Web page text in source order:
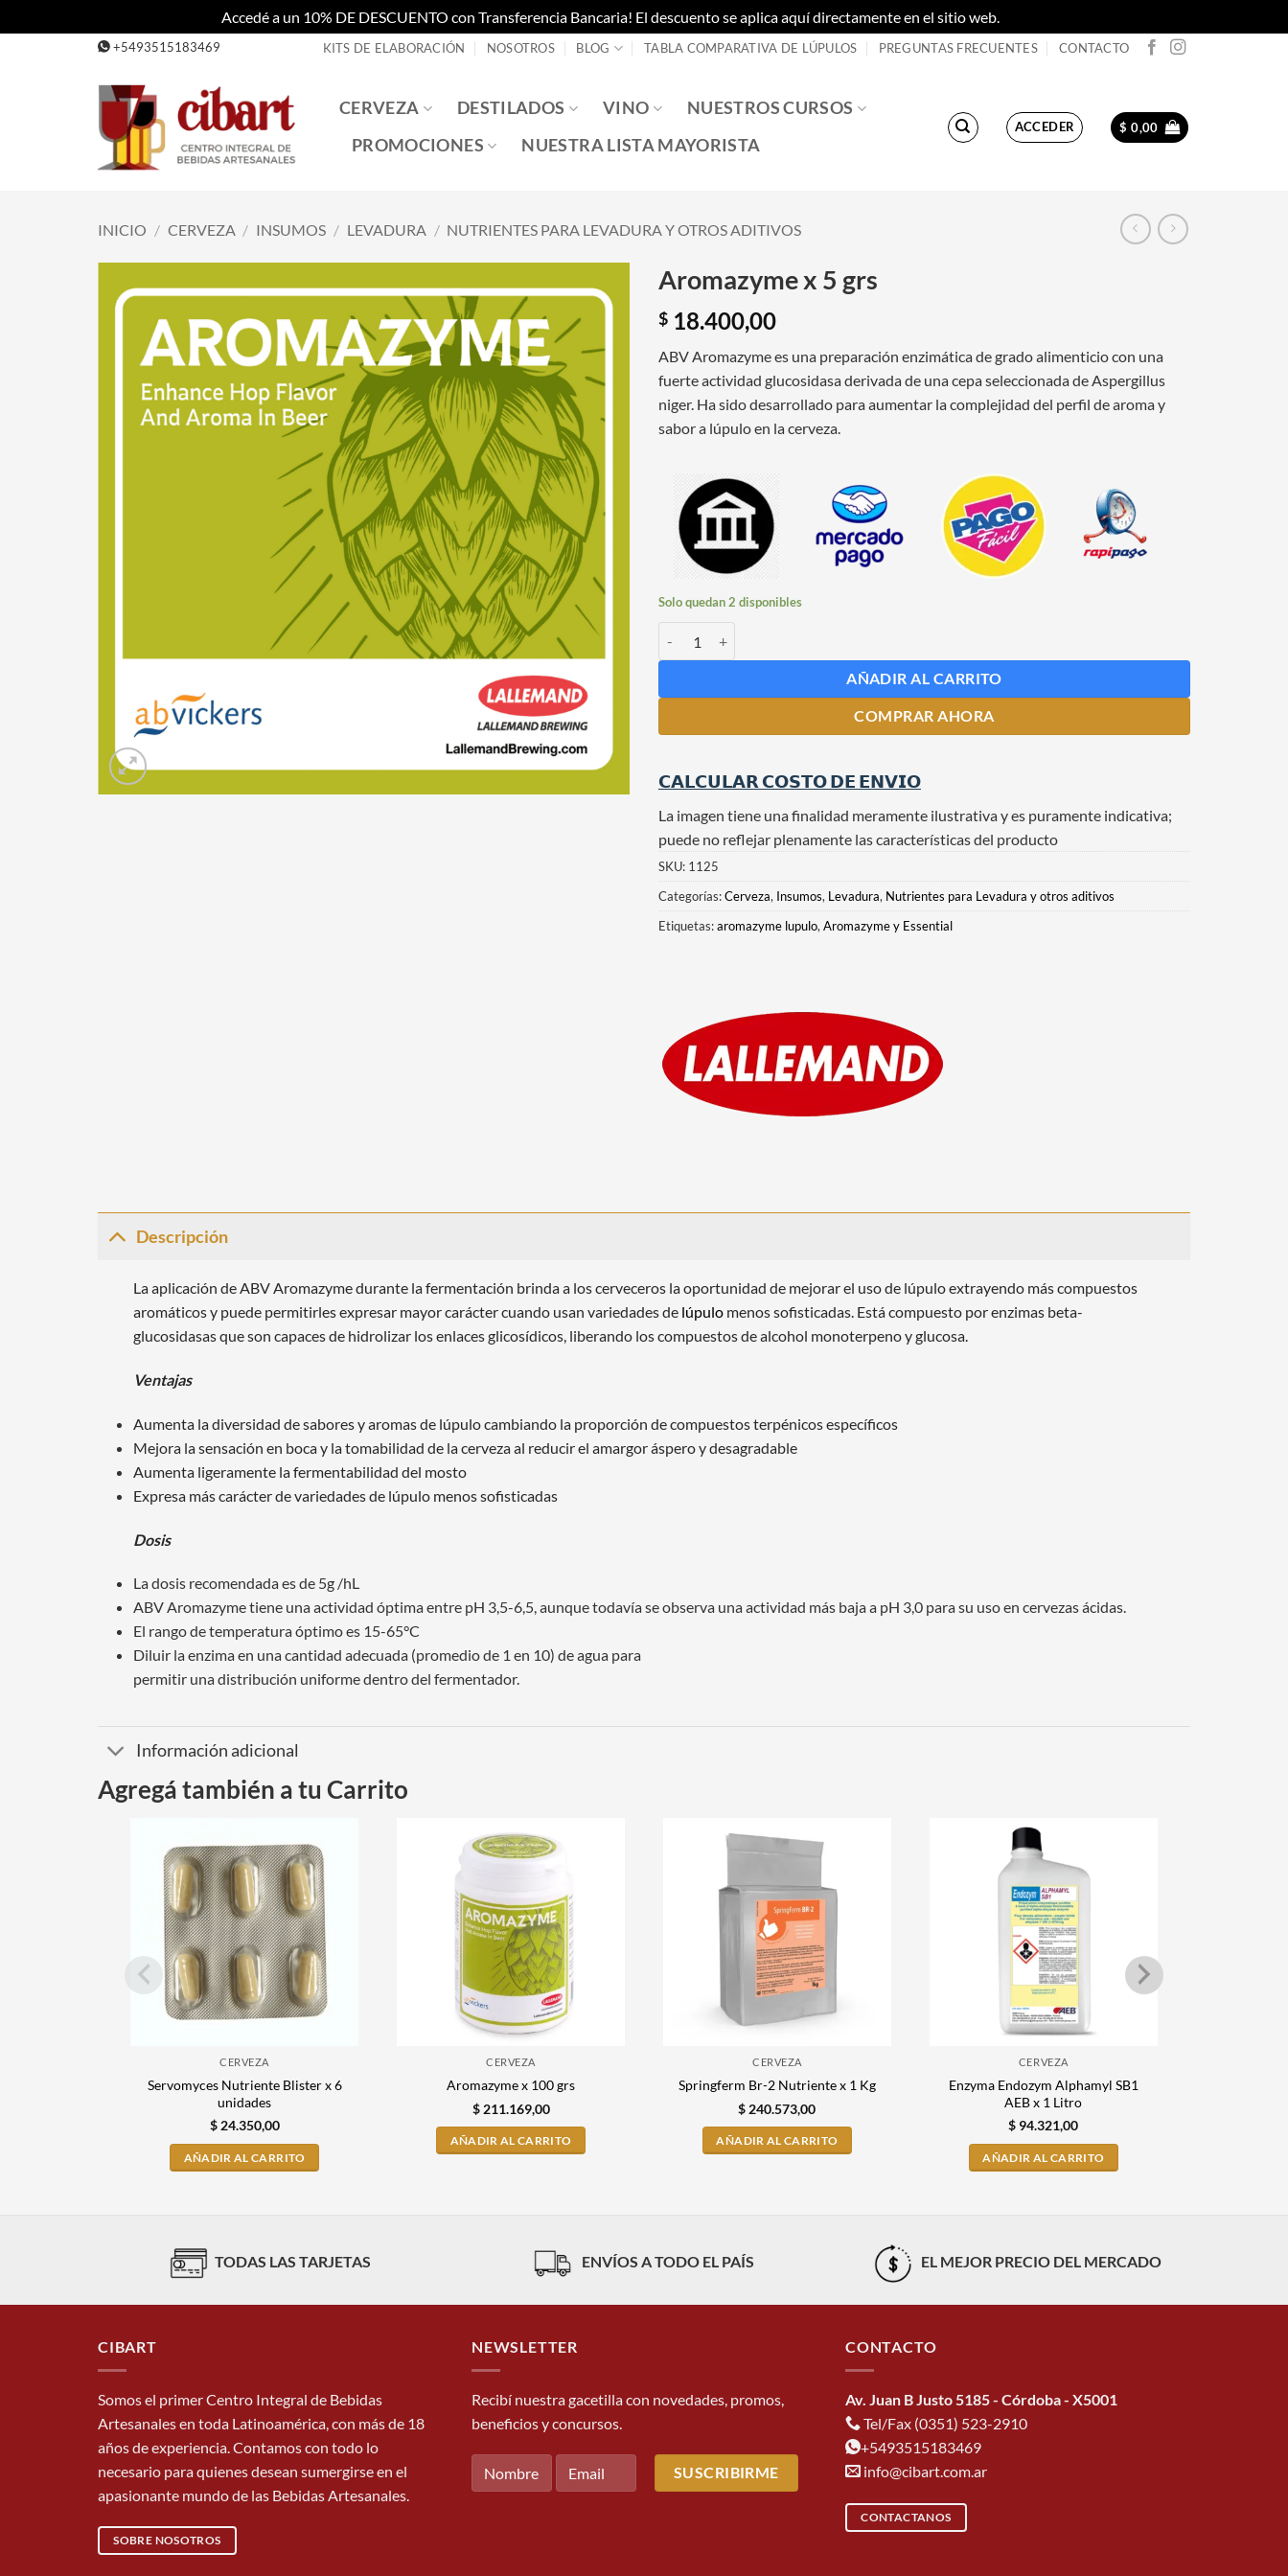
Accedé a un 10% DE DESCUENTO con Transferencia Bancaria! El descuento se aplica aquí directamente en el sitio web.
+5493515183469 KITS DE ELABORACIÓN NOSOTROS BLOG TABLA COMPARATIVA DE LÚPULOS PREGUNTAS FRECUENTES CONTACTO
CERVEZA DESTILADOS VINO
NUESTROS CURSOS
PROMOCIONES
NUESTRA LISTA MAYORISTA
ACCEDER $ 0,00
INICIO / CERVEZA / INSUMOS / LEVADURA / NUTRIENTES PARA LEVADURA Y OTROS ADITIVOS
Aromazyme x 5 grs
$ 18.400,00
ABV Aromazyme es una preparación enzimática de grado alimenticio con una
fuerte actividad glucosidasa derivada de una cepa seleccionada de Aspergillus
niger. Ha sido desarrollado para aumentar la complejidad del perfil de aroma y
sabor a lúpulo en la cerveza.
Solo quedan 2 disponibles
AÑADIR AL CARRITO
COMPRAR AHORA
𝗖𝗔𝗟𝗖𝗨𝗟𝗔𝗥 𝗖𝗢𝗦𝗧𝗢 𝗗𝗘 𝗘𝗡𝗩𝗜𝗢
La imagen tiene una finalidad meramente ilustrativa y es puramente indicativa;
puede no reflejar plenamente las características del producto
SKU: 1125
Categorías:Cerveza, Insumos, Levadura, Nutrientes para Levadura y otros aditivos
Etiquetas:aromazyme lupulo,Aromazyme y Essential
Descripción
La aplicación de ABV Aromazyme durante la fermentación brinda a los cerveceros la oportunidad de mejorar el uso de lúpulo extrayendo más compuestos
aromáticos y puede permitirles expresar mayor carácter cuando usan variedades de lúpulomenos sofisticadas. Está compuesto por enzimas beta-
glucosidasas que son capaces de hidrolizar los enlaces glicosídicos, liberando los compuestos de alcohol monoterpeno y glucosa.
Ventajas
Aumenta la diversidad de sabores y aromas de lúpulo cambiando la proporción de compuestos terpénicos específicos
Mejora la sensación en boca y la tomabilidad de la cerveza al reducir el amargor áspero y desagradable
Aumenta ligeramente la fermentabilidad del mosto
Expresa más carácter de variedades de lúpulo menos sofisticadas
Dosis
La dosis recomendada es de 5g /hL
ABV Aromazyme tiene una actividad óptima entre pH 3,5-6,5, aunque todavía se observa una actividad más baja a pH 3,0 para su uso en cervezas ácidas.
El rango de temperatura óptimo es 15-65°C
Diluir la enzima en una cantidad adecuada (promedio de 1 en 10) de agua para
permitir una distribución uniforme dentro del fermentador.
Información adicional
Agregá también a tu Carrito
CERVEZA
Servomyces Nutriente Blister x 6
unidades
$24.350,00
AÑADIR AL CARRITO
CERVEZA
Aromazyme x 100 grs
$211.169,00
AÑADIR AL CARRITO
CERVEZA
Springferm Br-2 Nutriente x 1 Kg
$ 240.573,00
AÑADIR AL CARRITO
CERVEZA
Enzyma Endozym Alphamyl SB1
AEB x 1 Litro
$ 94.321,00
AÑADIR AL CARRITO
TODAS LAS TARJETAS ENVÍOS A TODO EL PAÍS EL MEJOR PRECIO DEL MERCADO
CIBART
Somos el primer Centro Integral de Bebidas
Artesanales en toda Latinoamérica, con más de 18
años de experiencia. Contamos con todo lo
necesario para quienes desean sumergirse en el
apasionante mundo de las Bebidas Artesanales.
SOBRE NOSOTROS
NEWSLETTER
Recibí nuestra gacetilla con novedades, promos,
beneficios y concursos.
CONTACTO
Av. Juan B Justo 5185 - Córdoba - X5001
Tel/Fax (0351) 523-2910
+5493515183469
info@cibart.com.ar
CONTACTANOS